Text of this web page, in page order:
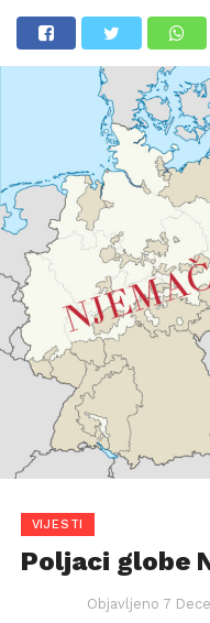
VIJESTI
Poljaci globe
Objavljeno 7